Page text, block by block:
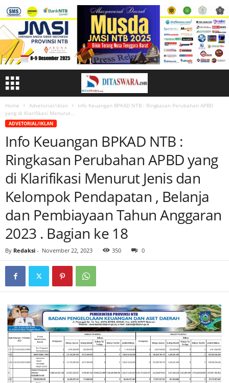
Home Advetorial/iklan
Info Keuangan BPKAD NTB : Ringkasan Perubahan APBD
yang di Klarifikasi Menurut...
ADVETORIAL/IKLAN
Info Keuangan BPKAD NTB :
Ringkasan Perubahan APBD yang
di Klarifikasi Menurut Jenis dan
Kelompok Pendapatan , Belanja
dan Pembiayaan Tahun Anggaran
2023 . Bagian ke 18
By Redaksi - November 22, 2023 350 0